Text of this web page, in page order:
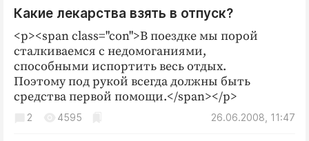
Какие лекарства взять в отпуск?
<p><span class="con">В поездке мы порой
сталкиваемся с недомоганиями,
способными испортить весь отдых.
Поэтому под рукой всегда должны быть
средства первой помощи.</span></p>
26.06.2008, 11:47
2 4595